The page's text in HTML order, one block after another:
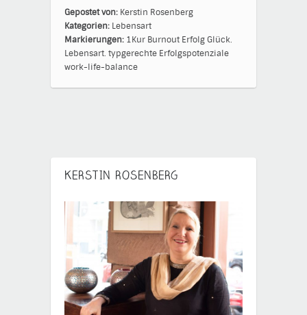
Gepostet von: Kerstin Rosenberg
Kategorien: Lebensart
Markierungen: 1Kur Burnout Erfolg Glück.
Lebensart. typgerechte Erfolgspotenziale
work-life-balance
KERSTIN ROSENBERG